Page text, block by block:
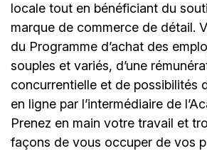
locale tout en bénéficiant du
marque de commerce de détail.
du Programme d’achat des
souples et variés, d’une
concurrentielle et de possibilités
en ligne par l’intermédiaire de
Prenez en main votre travail et
façons de vous occuper de vos